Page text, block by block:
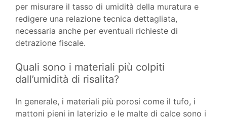
per misurare il tasso di umidità della muratura e
redigere una relazione tecnica dettagliata,
necessaria anche per eventuali richieste di
detrazione fiscale.
Quali sono i materiali più colpiti
dall’umidità di risalita?
In generale, i materiali più porosi come il tufo, i
mattoni pieni in laterizio e le malte di calce sono i